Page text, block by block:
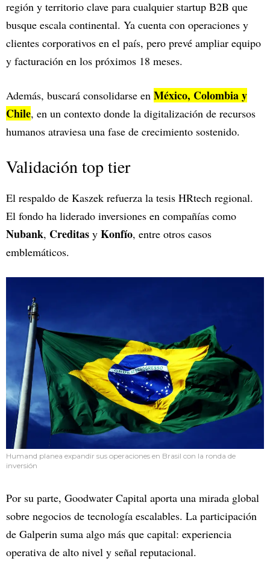
región y territorio clave para cualquier startup B2B que
busque escala continental. Ya cuenta con operaciones y
clientes corporativos en el país, pero prevé ampliar equipo
y facturación en los próximos 18 meses.
Además, buscará consolidarse en México, Colombia y
Chile, en un contexto donde la digitalización de recursos
humanos atraviesa una fase de crecimiento sostenido.
Validación top tier
El respaldo de Kaszek refuerza la tesis HRtech regional.
El fondo ha liderado inversiones en compañías como
Nubank, Creditas y Konfío, entre otros casos
emblemáticos.
Humand planea expandir sus operaciones en Brasil con la ronda de
inversión
Por su parte, Goodwater Capital aporta una mirada global
sobre negocios de tecnología escalables. La participación
de Galperin suma algo más que capital: experiencia
operativa de alto nivel y señal reputacional.